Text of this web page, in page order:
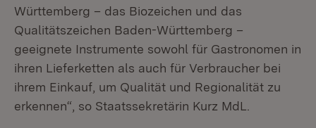
Württemberg – das Biozeichen und das
Qualitätszeichen Baden-Württemberg –
geeignete Instrumente sowohl für Gastronomen in
ihren Lieferketten als auch für Verbraucher bei
ihrem Einkauf, um Qualität und Regionalität zu
erkennen“, so Staatssekretärin Kurz MdL.